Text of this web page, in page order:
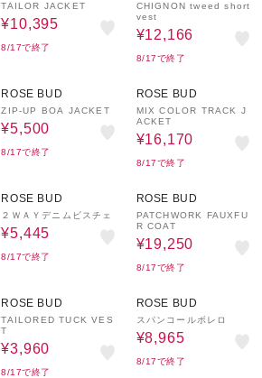
TAILOR JACKET
¥10,395
8/17で終了
CHIGNON tweed short
vest
¥12,166
8/17で終了
ROSE BUD
ZIP-UP BOA JACKET
¥5,500
8/17で終了
ROSE BUD
MIX COLOR TRACK J
ACKET
¥16,170
8/17で終了
ROSE BUD
２ＷＡＹデニムビスチェ
¥5,445
8/17で終了
ROSE BUD
PATCHWORK FAUXFU
R COAT
¥19,250
8/17で終了
ROSE BUD
TAILORED TUCK VES
T
¥3,960
8/17で終了
ROSE BUD
スパンコールボレロ
¥8,965
8/17で終了